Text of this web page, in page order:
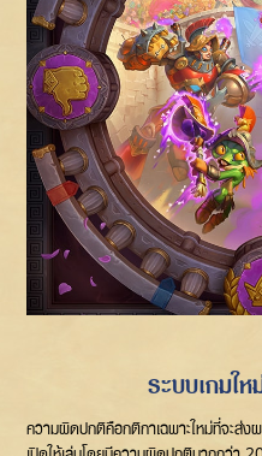
ระบบเกมใ
ความผิดปกติคือกติกาเฉพาะใหม่ที่จะส่